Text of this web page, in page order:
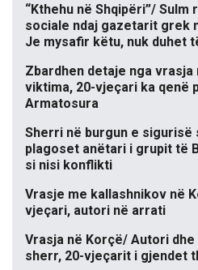
“Kthehu në Shqipëri”/
sociale ndaj gazetarit grek
Je mysafir këtu, nuk duhet
Zbardhen detaje nga
viktima, 20-vjeçari ka qenë
Armatosura
Sherri në burgun e sigurisë
plagoset anëtari i grupit të
si nisi konflikti
Vrasje me kallashnikov në
vjeçari, autori në arrati
Vrasja në Korçë/ Autori
sherr, 20-vjeçarit i gjendet